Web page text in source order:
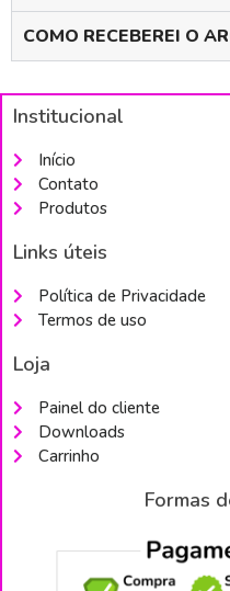
COMO RECEBEREI O
Institucional
Início
Contato
Produtos
Links úteis
Política de Privacidade
Termos de uso
Loja
Painel do cliente
Downloads
Carrinho
Formas